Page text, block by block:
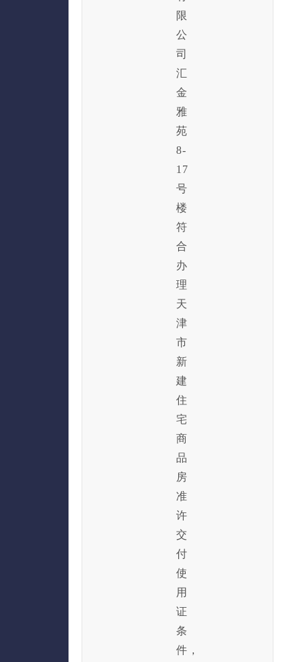
限
公
司
汇
金
雅
苑
8-
17
号
楼
符
合
办
理
天
津
市
新
建
住
宅
商
品
房
准
许
交
付
使
用
证
条
件，